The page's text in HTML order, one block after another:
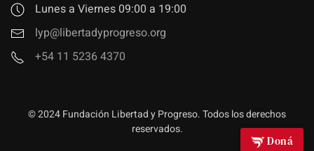
Lunes a Viernes 09:00 a 19:00
lyp@libertadyprogreso.org
+54 11 5236 4370
© 2024 Fundación Libertad y Progreso. Todos los derechos
reservados.
Doná